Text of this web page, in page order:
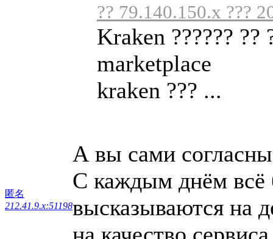
匿名
212.41.9.x:51198
?? 79.140.150.x ???
Kraken ??????
marketplace
kraken ??? ...
А вы сами
С каждым днём всё
высказываются на